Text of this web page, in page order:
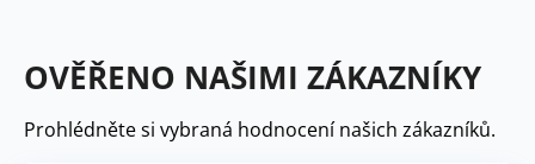
OVĚŘENO NAŠIMI ZÁKAZNÍKY
Prohlédněte si vybraná hodnocení našich zákazníků.